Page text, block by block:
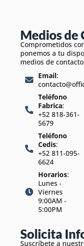
Medios de
Comprometidos
ponemos a tu
medios de
Email:
Teléfono
Fabrica:
+52 818-361-
5679
Teléfono
Cedis:
+52 811-095-
6624
Horarios:
Lunes -
Viernes
9:00AM -
5:00PM
Solicita
Suscríbete a